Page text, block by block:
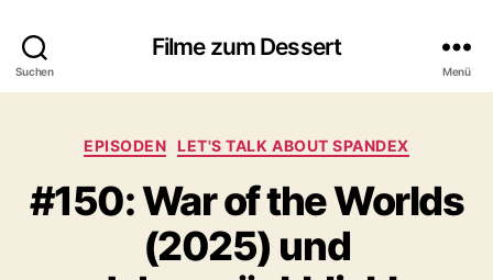
Suchen
Filme zum Dessert
Menü
Kategorien
EPISODEN LET'S TALK ABOUT SPANDEX
#150: War of the Worlds
(2025) und